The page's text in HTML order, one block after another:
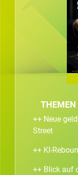
THEMEN
++ Neue
Street
++ KI-
++ Blick auf